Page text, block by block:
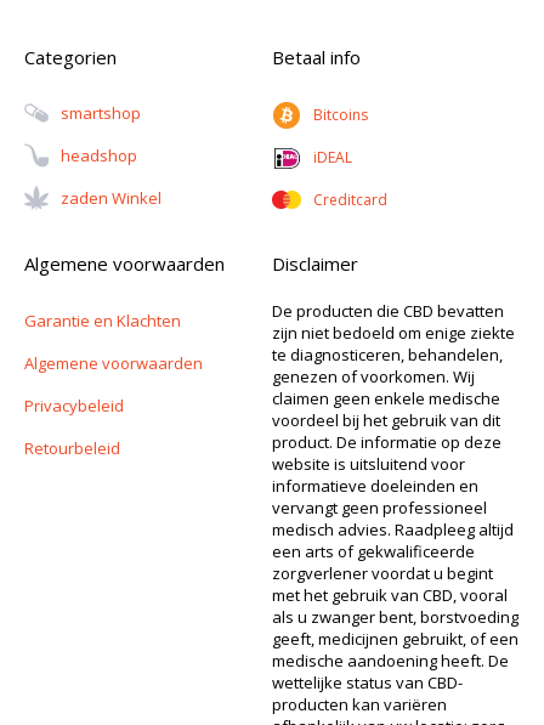
Categorien
Smartshop
Headshop
Zaden Winkel
Betaal info
Bitcoins
iDEAL
Creditcard
Algemene voorwaarden
Garantie en Klachten
Algemene voorwaarden
Privacybeleid
Retourbeleid
Disclaimer
De producten die CBD bevatten
zijn niet bedoeld om enige ziekte
te diagnosticeren, behandelen,
genezen of voorkomen. Wij
claimen geen enkele medische
voordeel bij het gebruik van dit
product. De informatie op deze
website is uitsluitend voor
informatieve doeleinden en
vervangt geen professioneel
medisch advies. Raadpleeg altijd
een arts of gekwalificeerde
zorgverlener voordat u begint
met het gebruik van CBD, vooral
als u zwanger bent, borstvoeding
geeft, medicijnen gebruikt, of een
medische aandoening heeft. De
wettelijke status van CBD-
producten kan variëren